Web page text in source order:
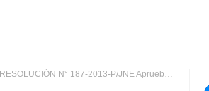
RESOLUCIÓN N° 187-2013-P/JNE Aprueban el reordenamiento de cargos y actualización del Cuadro para